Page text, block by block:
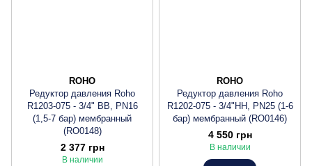
ROHO
Редуктор давления Roho
R1203-075 - 3/4" ВВ, PN16
(1,5-7 бар) мембранный
(RO0148)
2 377 грн
В наличии
ROHO
Редуктор давления Roho
R1202-075 - 3/4"НН, PN25 (1-6
бар) мембранный (RO0146)
4 550 грн
В наличии